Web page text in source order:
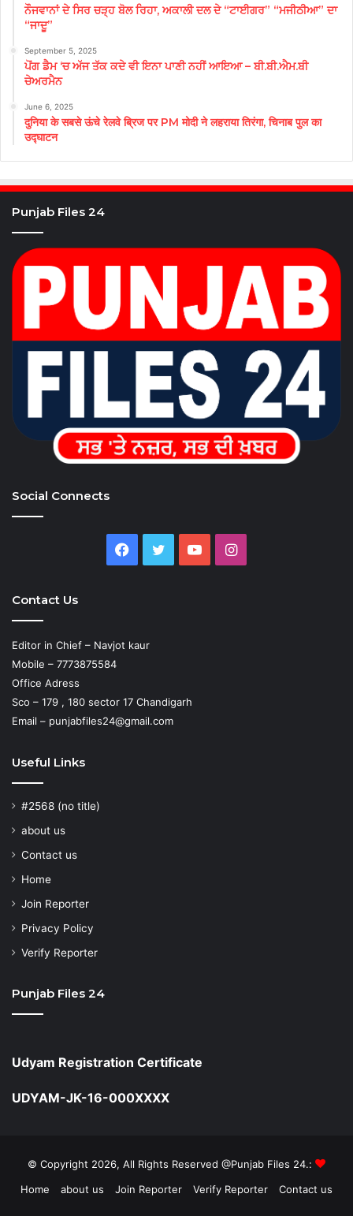
ਨੌਜਵਾਨਾਂ ਦੇ ਸਿਰ ਚੜ੍ਹ ਬੋਲ ਰਿਹਾ, ਅਕਾਲੀ ਦਲ ਦੇ “ਟਾਈਗਰ” “ਮਜੀਠੀਆ” ਦਾ
“ਜਾਦੂ”
September 5, 2025
ਪੋਂਗ ਡੈਮ ‘ਚ ਅੱਜ ਤੱਕ ਕਦੇ ਵੀ ਇਨਾ ਪਾਣੀ ਨਹੀਂ ਆਇਆ – ਬੀ.ਬੀ.ਐਮ.ਬੀ
ਚੇਅਰਮੈਨ
June 6, 2025
दुनिया के सबसे ऊंचे रेलवे ब्रिज पर PM मोदी ने लहराया तिरंगा, चिनाब पुल का
उद्घाटन
Punjab Files 24
Social Connects
Facebook
TwitterYouTubeInstagram
Contact Us
Editor in Chief – Navjot kaur
Mobile – 7773875584
Office Adress
Sco – 179 , 180 sector 17 Chandigarh
Email – punjabfiles24@gmail.com
Useful Links
#2568 (no title)
about us
Contact us
Home
Join Reporter
Privacy Policy
Verify Reporter
Punjab Files 24
Udyam Registration Certificate
UDYAM-JK-16-000XXXX
© Copyright 2026, All Rights Reserved @Punjab Files 24.:
Home
about us Join Reporter Verify Reporter Contact us